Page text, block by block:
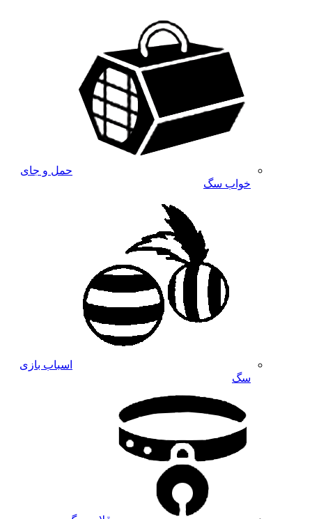
حمل و جای
خواب سگ
اسباب بازی
سگ